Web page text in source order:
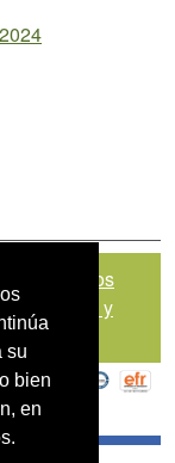
su
bien
en
de Datos
Términos y